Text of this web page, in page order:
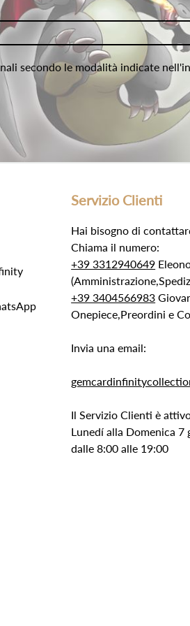
secondo le modalità indicate
Servizio Clienti
Hai bisogno di
Chiama il numero:
+39 3312940649
+39 3404566983
Onepiece,Preordini e
Invia una email:
Il Servizio Clienti è
Lunedí alla Domenica 7
dalle 8:00 alle 19:00